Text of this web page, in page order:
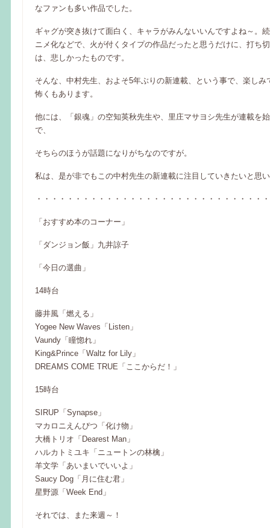
なファンも多い作品でした。
ギャグが突き抜けて面白く、キャラがみんないいんですよね～。
ニメ化などで、火が付くタイプの作品だったと思うだけに、打ち
は、悲しかったものです。
そんな、中村先生、およそ5年ぶりの新連載、という事で、楽しみ
怖くもあります。
他には、「銀魂」の空知英秋先生や、里庄マサヨシ先生が連載を
で、
そちらのほうが話題になりがちなのですが。
私は、是が非でもこの中村先生の新連載に注目していきたいと思
・・・・・・・・・・・・・・・・・・・・・・・・・・・・・
「おすすめ本のコーナー」
「ダンジョン飯」九井諒子
「今日の選曲」
14時台
藤井風「燃える」
Yogee New Waves「Listen」
Vaundy「瞳惚れ」
King&Prince「Waltz for Lily」
DREAMS COME TRUE「ここからだ！」
15時台
SIRUP「Synapse」
マカロニえんぴつ「化け物」
大橋トリオ「Dearest Man」
ハルカトミユキ「ニュートンの林檎」
羊文学「あいまいでいいよ」
Saucy Dog「月に住む君」
星野源「Week End」
それでは、また来週～！